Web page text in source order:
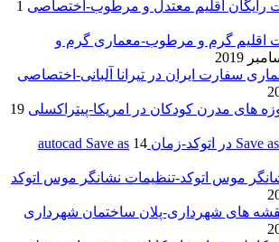
رایگان اقلیم معتدل و مرطوب-اختصاصی 1
اقلیم گرم و مرطوب-معماری گرم و
سفارت ایران در تیرانا آلبانی-اختصاصی
های مدرن کودکان در امریکا-پیتراکسلی 19
14
موس اتوکد-تنظیمات نشانگر موس اتوکد
نقشه های شهرداری-پلان ساختمان شهرداری